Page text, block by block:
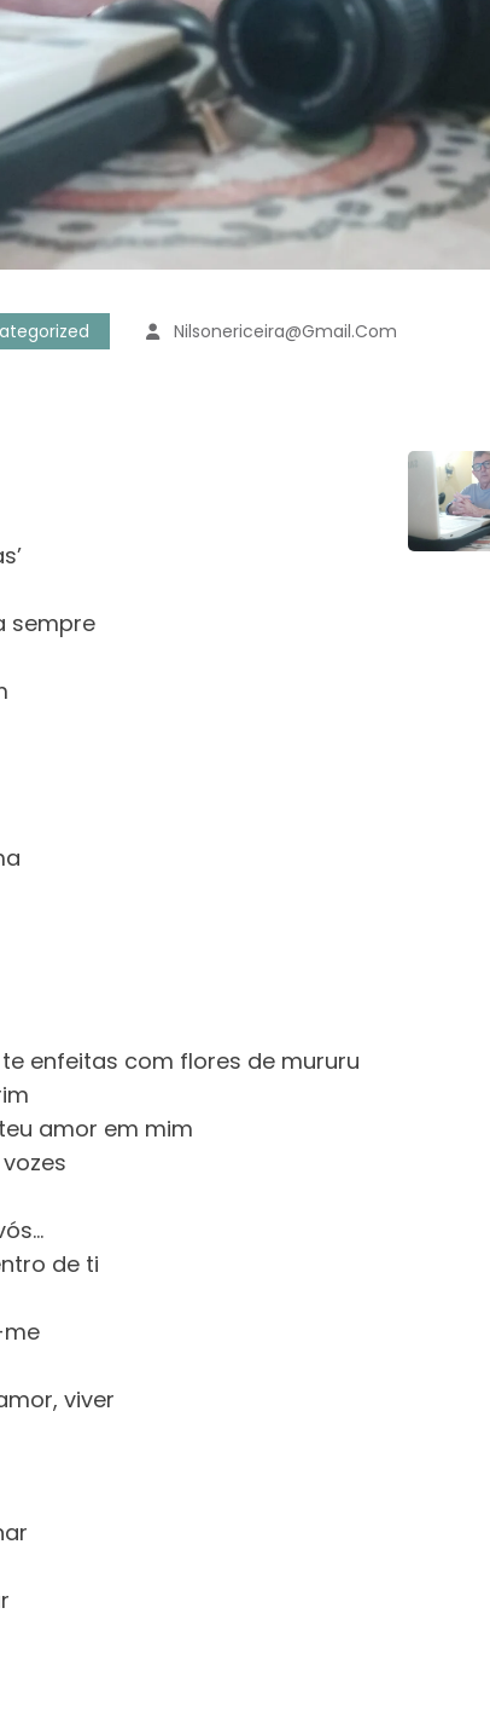
Nilsonericeira@gmail.com
sempre
te enfeitas com flores de mururu
amor em mim
de ti
viver